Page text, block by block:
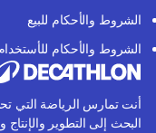
الشروط والأحكام للبيع
الشروط والأحكام
أنت تمارس الرياضة التي
البحث إلى التطوير